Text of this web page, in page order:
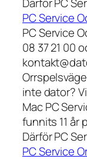
Därför PC
PC Service
PC Service
08 37 21 00
inte dator?
Mac PC
funnits 11 år
Därför PC
PC Service